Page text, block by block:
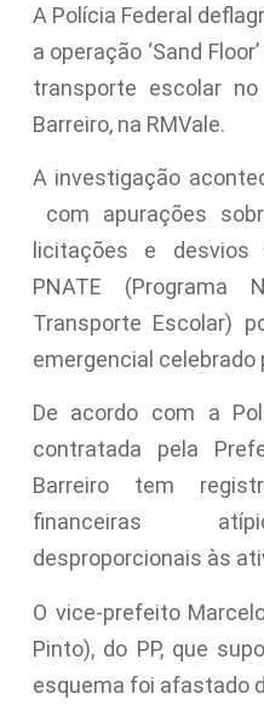
A Polícia Federal
a operação ‘Sand
transporte escolar
Barreiro, na RMVale.
A investigação
com apurações
licitações e
PNATE (Programa
Transporte Escolar)
emergencial celebrado
De acordo com a
contratada pela
Barreiro tem
financeiras
desproporcionais às
O vice-prefeito
Pinto), do PP, que
esquema foi afastado